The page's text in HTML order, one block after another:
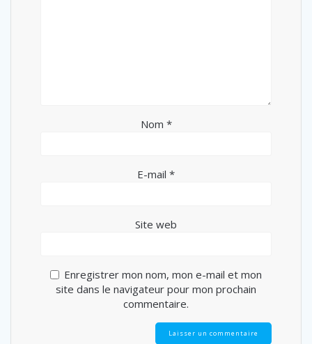
Nom *
E-mail *
Site web
Enregistrer mon nom, mon e-mail et mon
site dans le navigateur pour mon prochain
commentaire.